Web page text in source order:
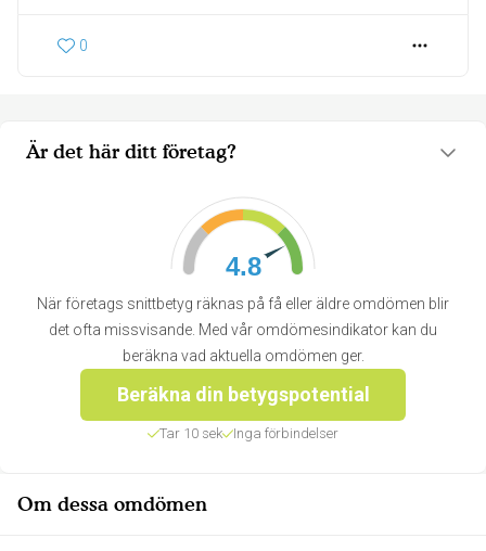
Är det här ditt företag?
4.8
När företags snittbetyg räknas på få eller äldre omdömen blir
det ofta missvisande. Med vår omdömesindikator kan du
beräkna vad aktuella omdömen ger.
Beräkna din betygspotential
Tar 10 sek Inga förbindelser
Om dessa omdömen
0